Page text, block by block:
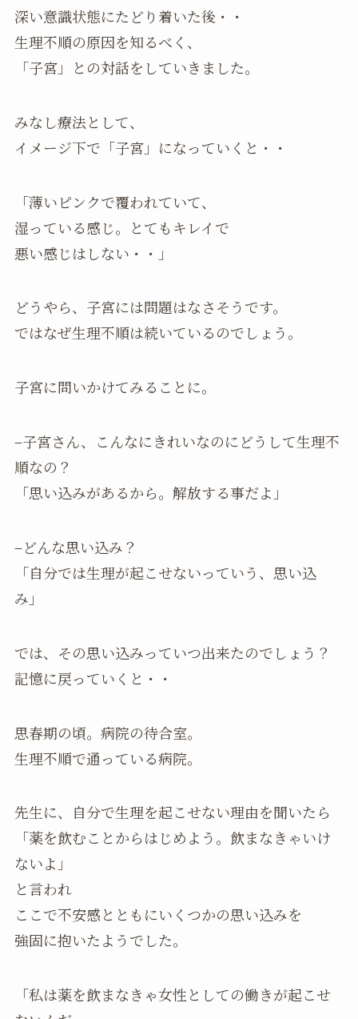
深い意識状態にたどり着いた後・・
生理不順の原因を知るべく、
「子宮」との対話をしていきました。
みなし療法として、
イメージ下で「子宮」になっていくと・・
「薄いピンクで覆われていて、
湿っている感じ。とてもキレイで
悪い感じはしない・・」
どうやら、子宮には問題はなさそうです。
ではなぜ生理不順は続いているのでしょう。
子宮に問いかけてみることに。
–子宮さん、こんなにきれいなのにどうして生理不
順なの？
「思い込みがあるから。解放する事だよ」
–どんな思い込み？
「自分では生理が起こせないっていう、思い込
み」
では、その思い込みっていつ出来たのでしょう？
記憶に戻っていくと・・
思春期の頃。病院の待合室。
生理不順で通っている病院。
先生に、自分で生理を起こせない理由を聞いたら
「薬を飲むことからはじめよう。飲まなきゃいけ
ないよ」
と言われ
ここで不安感とともにいくつかの思い込みを
強固に抱いたようでした。
「私は薬を飲まなきゃ女性としての働きが起こせ